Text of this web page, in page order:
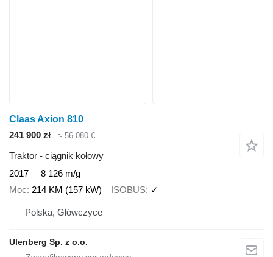
Claas Axion 810
241 900 zł
≈ 56 080 €
Traktor - ciągnik kołowy
2017
8 126 m/g
Moc 214 KM (157 kW) ISOBUS ✓
Polska, Główczyce
Ulenberg Sp. z o.o.